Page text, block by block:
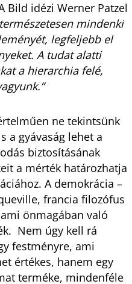
Bild idézi Werner Patzel
mindenki
legfeljebb el
A tudat alatti
a hierarchia felé,
ne tekintsünk
a gyávaság lehet a
biztosításának
a mérték határozhatja
A demokrácia –
francia filozófus
önmagában való
Nem úgy kell rá
festményre, ami
értékes, hanem egy
terméke, mindenféle